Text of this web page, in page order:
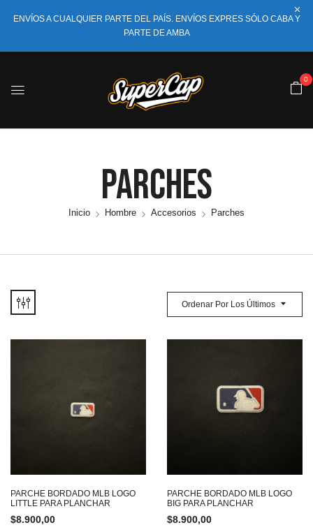
ENVÍOS A CUALQUIER PARTE DEL PAÍS. ENVÍOS EXPRES SÓLO CABA Y
PARTE DE AMBA
0
Parches
Inicio Hombre Accesorios Parches
Ordenar Por Los Últimos
PARCHE BORDADO MLB LOGO
LITTLE PARA PLANCHAR
$8.900,00
PARCHE BORDADO MLB LOGO
BIG PARA PLANCHAR
$8.900,00